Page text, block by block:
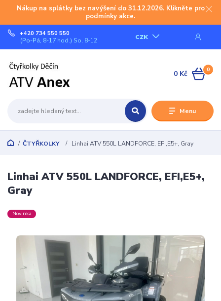
Nákup na splátky bez navýšení do 31.12.2026. Klikněte pro
podmínky akce.
Menu
CZK
+420 734 550 550
(Po-Pá, 8-17 hod.) So, 8-12
0
0 Kč
ČTYŘKOLKY Linhai ATV 550L LANDFORCE, EFI,E5+, Gray
Linhai ATV 550L LANDFORCE, EFI,E5+,
Gray
Novinka